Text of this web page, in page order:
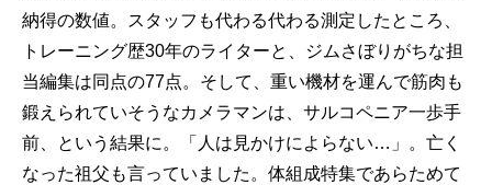
納得の数値。スタッフも代わる代わる測定したところ、
トレーニング歴30年のライターと、ジムさぼりがちな担
当編集は同点の77点。そして、重い機材を運んで筋肉も
鍛えられていそうなカメラマンは、サルコペニア一歩手
前、という結果に。「人は見かけによらない…」。亡く
なった祖父も言っていました。体組成特集であらためて